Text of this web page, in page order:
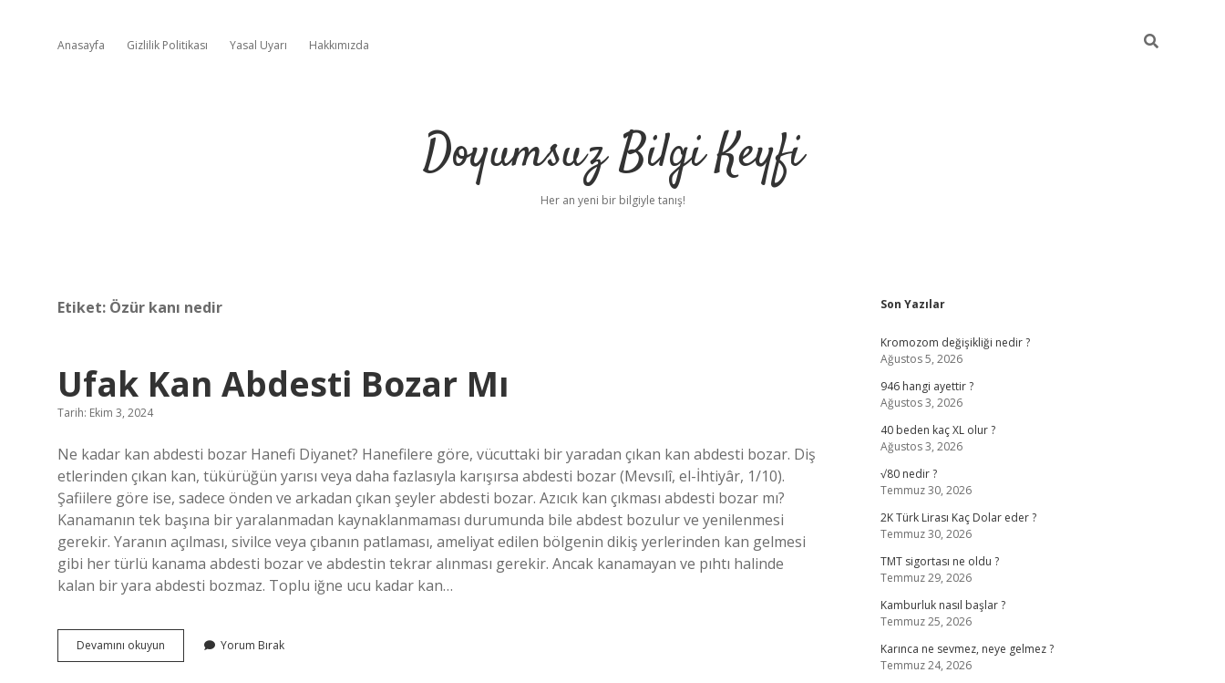
Anasayfa Gizlilik Politikası Yasal Uyarı Hakkımızda
Doyumsuz Bilgi Keyfi
Her an yeni bir bilgiyle tanış!
Etiket: Özür kanı nedir
Ufak Kan Abdesti Bozar Mı
Tarih: Ekim 3, 2024
Ne kadar kan abdesti bozar Hanefi Diyanet? Hanefilere göre, vücuttaki bir yaradan çıkan kan abdesti bozar. Diş
etlerinden çıkan kan, tükürüğün yarısı veya daha fazlasıyla karışırsa abdesti bozar (Mevsılî, el-İhtiyâr, 1/10).
Şafiilere göre ise, sadece önden ve arkadan çıkan şeyler abdesti bozar. Azıcık kan çıkması abdesti bozar mı?
Kanamanın tek başına bir yaralanmadan kaynaklanmaması durumunda bile abdest bozulur ve yenilenmesi
gerekir. Yaranın açılması, sivilce veya çıbanın patlaması, ameliyat edilen bölgenin dikiş yerlerinden kan gelmesi
gibi her türlü kanama abdesti bozar ve abdestin tekrar alınması gerekir. Ancak kanamayan ve pıhtı halinde
kalan bir yara abdesti bozmaz. Toplu iğne ucu kadar kan…
Devamını okuyun
Kan
Yorum Bırak
Sidebar
Son Yazılar
Kromozom değişikliği nedir ?
Ağustos 5, 2026
946 hangi ayettir ?
Ağustos 3, 2026
40 beden kaç XL olur ?
Ağustos 3, 2026
√80 nedir ?
Temmuz 30, 2026
2K Türk Lirası Kaç Dolar eder ?
Temmuz 30, 2026
TMT sigortası ne oldu ?
Temmuz 29, 2026
Kamburluk nasıl başlar ?
Temmuz 25, 2026
Karınca ne sevmez, neye gelmez ?
Temmuz 24, 2026